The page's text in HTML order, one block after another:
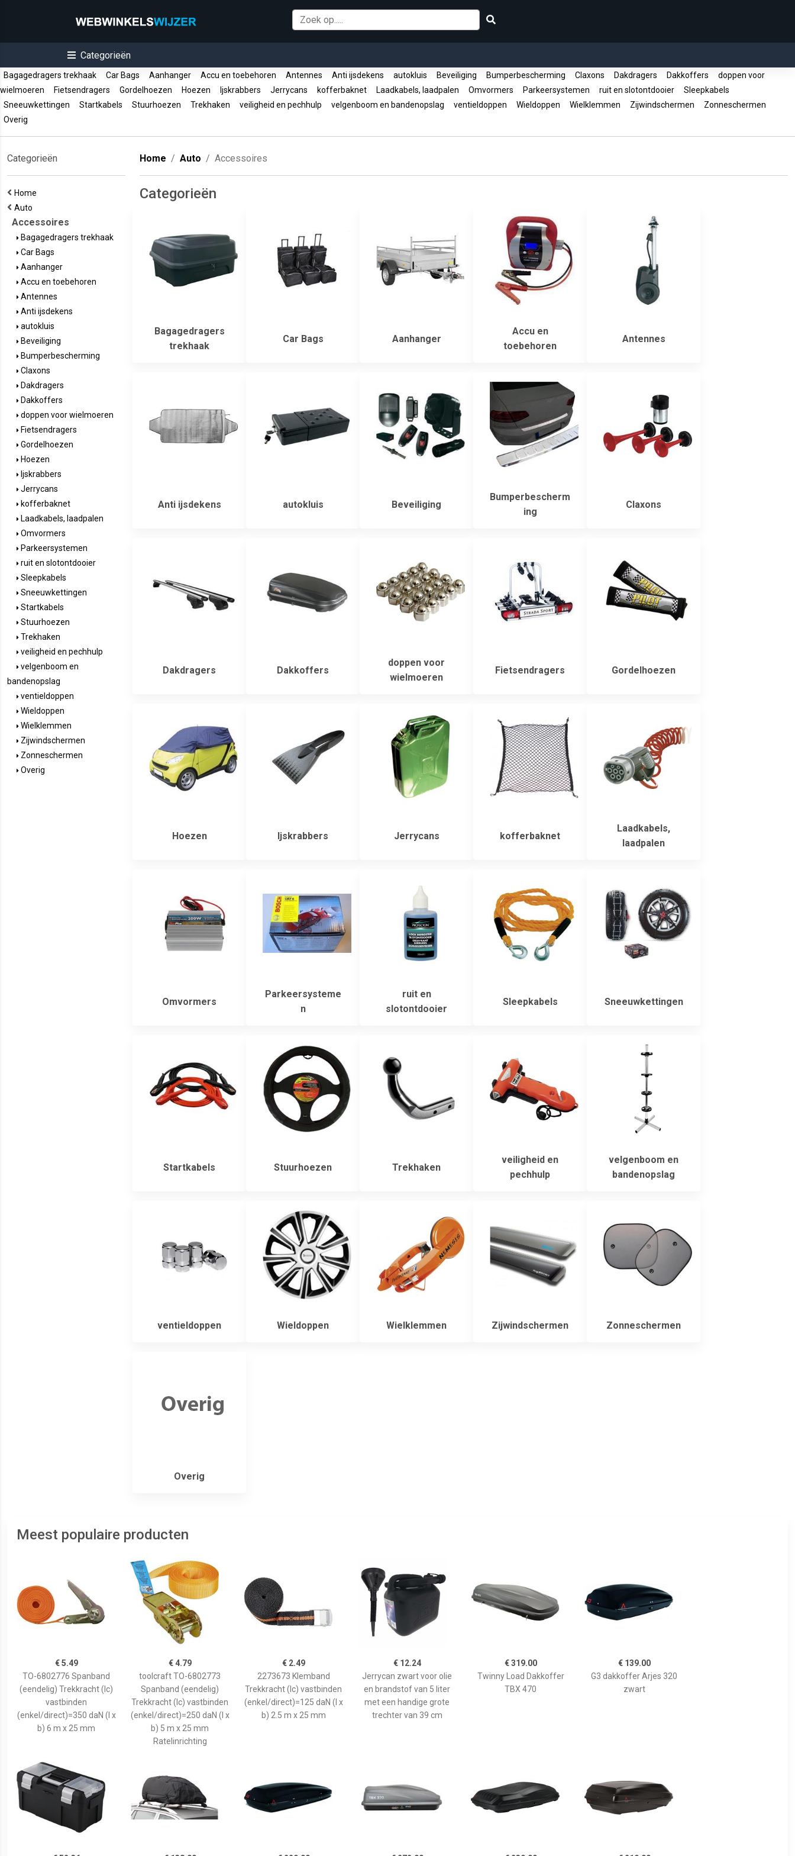
Categorieën
Bagagedragers trekhaak Car Bags Aanhanger Accu en toebehoren Antennes Anti ijsdekens autokluis Beveiliging Bumperbescherming Claxons Dakdragers Dakkoffers
doppen voor
wielmoeren
Fietsendragers Gordelhoezen Hoezen Ijskrabbers Jerrycans kofferbaknet Laadkabels, laadpalen Omvormers Parkeersystemen ruit en slotontdooier
Sleepkabels
Sneeuwkettingen
Startkabels Stuurhoezen Trekhaken veiligheid en pechhulp velgenboom en bandenopslag ventieldoppen Wieldoppen Wielklemmen Zijwindschermen
Zonneschermen
Overig
Categorieën
Home
Auto
Accessoires
Bagagedragers trekhaak
Car Bags
Aanhanger
Accu en toebehoren
Antennes
Anti ijsdekens
autokluis
Beveiliging
Bumperbescherming
Claxons
Dakdragers
Dakkoffers
doppen voor wielmoeren
Fietsendragers
Gordelhoezen
Hoezen
Ijskrabbers
Jerrycans
kofferbaknet
Laadkabels, laadpalen
Omvormers
Parkeersystemen
ruit en slotontdooier
Sleepkabels
Sneeuwkettingen
Startkabels
Stuurhoezen
Trekhaken
veiligheid en pechhulp
velgenboom en
bandenopslag
ventieldoppen
Wieldoppen
Wielklemmen
Zijwindschermen
Zonneschermen
Overig
Home Auto Accessoires
Categorieën
Bagagedragers
trekhaak
Car Bags Aanhanger
Accu en
toebehoren
Antennes
Anti ijsdekens autokluis Beveiliging
Bumperbescherm
ing
Claxons
Dakdragers Dakkoffers
doppen voor
wielmoeren
Fietsendragers Gordelhoezen
Hoezen Ijskrabbers Jerrycans kofferbaknet
Laadkabels,
laadpalen
Omvormers
Parkeersysteme
n
ruit en
slotontdooier
Sleepkabels Sneeuwkettingen
Startkabels Stuurhoezen Trekhaken
veiligheid en
pechhulp
velgenboom en
bandenopslag
ventieldoppen Wieldoppen Wielklemmen Zijwindschermen Zonneschermen
Overig
Meest populaire producten
€ 5.49
TO-6802776 Spanband
(eendelig) Trekkracht (lc)
vastbinden
(enkel/direct)=350 daN (l x
b) 6 m x 25 mm
€ 4.79
toolcraft TO-6802773
Spanband (eendelig)
Trekkracht (lc) vastbinden
(enkel/direct)=250 daN (l x
b) 5 m x 25 mm
Ratelinrichting
€ 2.49
2273673 Klemband
Trekkracht (lc) vastbinden
(enkel/direct)=125 daN (l x
b) 2.5 m x 25 mm
€ 12.24
Jerrycan zwart voor olie
en brandstof van 5 liter
met een handige grote
trechter van 39 cm
€ 319.00
Twinny Load Dakkoffer
TBX 470
€ 139.00
G3 dakkoffer Arjes 320
zwart